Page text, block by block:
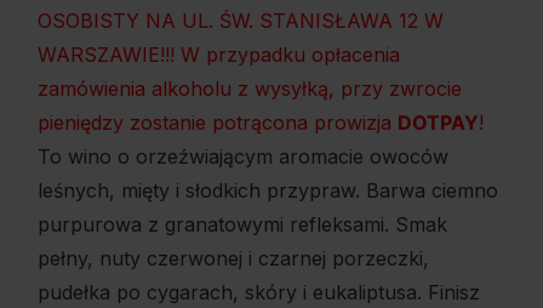
OSOBISTY NA UL. ŚW. STANISŁAWA 12 W
WARSZAWIE!!! W przypadku opłacenia
zamówienia alkoholu z wysyłką, przy zwrocie
pieniędzy zostanie potrącona prowizja DOTPAY!
To wino o orzeźwiającym aromacie owoców
leśnych, mięty i słodkich przypraw. Barwa ciemno
purpurowa z granatowymi refleksami. Smak
pełny, nuty czerwonej i czarnej porzeczki,
pudełka po cygarach, skóry i eukaliptusa. Finisz